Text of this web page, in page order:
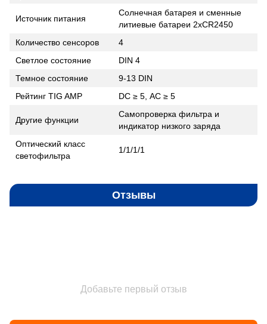
Источник питания
Солнечная батарея и сменные
литиевые батареи 2хCR2450
Количество сенсоров
4
Светлое состояние
DIN 4
Темное состояние
9-13 DIN
Рейтинг TIG AMP
DC ≥ 5, АС ≥ 5
Другие функции
Самопроверка фильтра и
индикатор низкого заряда
Оптический класс
светофильтра
1/1/1/1
Отзывы
Добавьте первый отзыв